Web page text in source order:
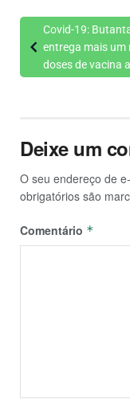
Covid-19:
entrega mais um
doses de vacina
Deixe um
O seu endereço de
obrigatórios são
Comentário *